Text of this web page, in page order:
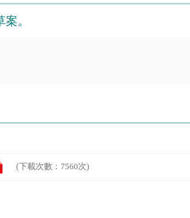
。
(下載次數：7560次)